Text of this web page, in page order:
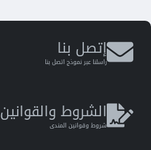
إتصل بنا
راسلنا عبر نموذج اتصل بنا
الشروط والقوانين
شروط وقوانين المندى